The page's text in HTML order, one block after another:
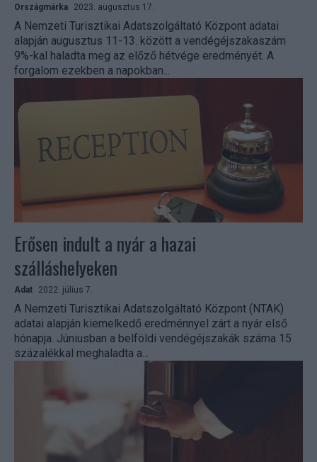
Országmárka 2023. augusztus 17.
A Nemzeti Turisztikai Adatszolgáltató Központ adatai
alapján augusztus 11-13. között a vendégéjszakaszám
9%-kal haladta meg az előző hétvége eredményét. A
forgalom ezekben a napokban...
Erősen indult a nyár a hazai
szálláshelyeken
Adat 2022. július 7.
A Nemzeti Turisztikai Adatszolgáltató Központ (NTAK)
adatai alapján kiemelkedő eredménnyel zárt a nyár első
hónapja. Júniusban a belföldi vendégéjszakák száma 15
százalékkal meghaladta a...